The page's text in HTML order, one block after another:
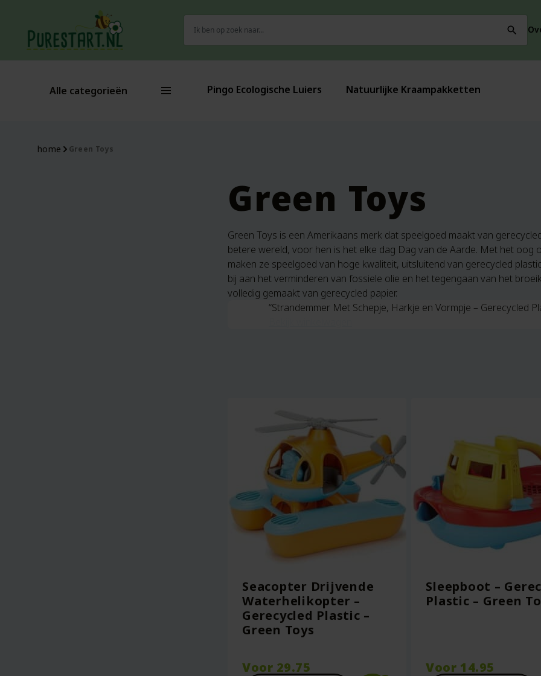
naar:
search
Alle categorieën Pingo Ecologische Luiers Natuurlijke Kraampakketten
home Green Toys
Green Toys
Green Toys is een Amerikaans merk dat speelgoed maakt van
betere wereld, voor hen is het elke dag Dag van de Aarde. Met het
maken ze speelgoed van hoge kwaliteit, uitsluitend van gerecycled
bij aan het verminderen van fossiele olie en het tegengaan van het
volledig gemaakt van gerecycled papier.
“Strandemmer Met Schepje, Harkje en Vormpje – Gerecycled
Seacopter Drijvende
Waterhelikopter –
Gerecycled Plastic –
Green Toys
Voor 29.75
Sleepboot –
Plastic – Green
Voor 14.95